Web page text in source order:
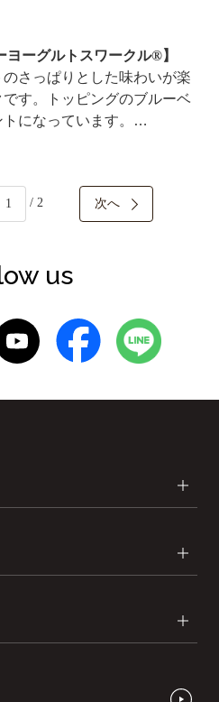
ヨーグルトスワークル®】
さっぱりとした味わいが楽
す。トッピングのブルーベ
になっています。
/ 2 次へ
us